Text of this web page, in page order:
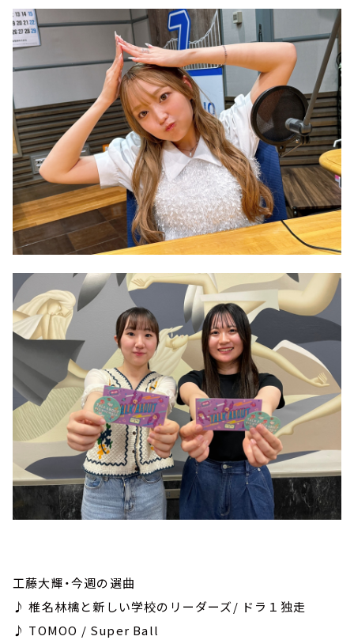
工藤大輝・今週の選曲
♪ 椎名林檎と新しい学校のリーダーズ/ ドラ１独走
♪ TOMOO / Super Ball